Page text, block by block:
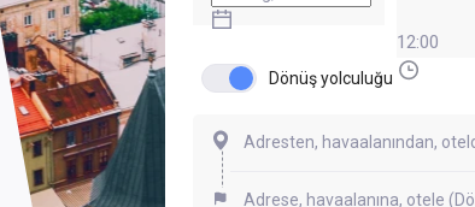
12:00
Dönüş yolculuğu